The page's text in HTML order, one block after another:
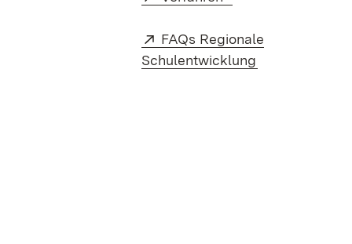
Extern:
FAQs Regionale
Schulentwicklung